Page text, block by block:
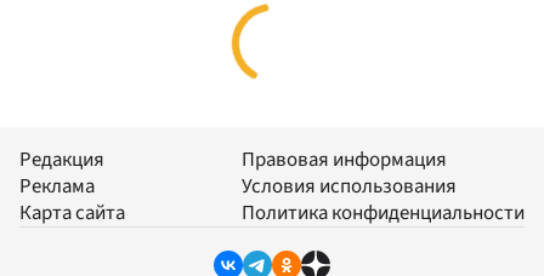
Редакция
Реклама
Карта сайта
Правовая информация
Условия использования
Политика конфиденциальности